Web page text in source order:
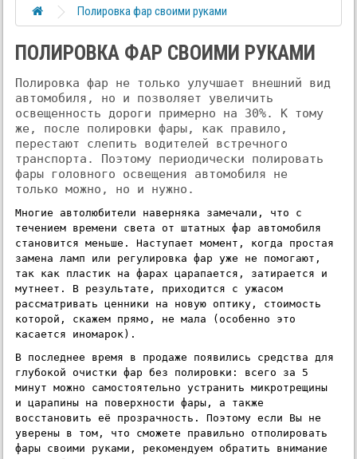
Полировка фар своими руками
ПОЛИРОВКА ФАР СВОИМИ РУКАМИ
Полировка фар не только улучшает внешний вид
автомобиля, но и позволяет увеличить
освещенность дороги примерно на 30%. К тому
же, после полировки фары, как правило,
перестают слепить водителей встречного
транспорта. Поэтому периодически полировать
фары головного освещения автомобиля не
только можно, но и нужно.
Многие автолюбители наверняка замечали, что с
течением времени света от штатных фар автомобиля
становится меньше. Наступает момент, когда простая
замена ламп или регулировка фар уже не помогают,
так как пластик на фарах царапается, затирается и
мутнеет. В результате, приходится с ужасом
рассматривать ценники на новую оптику, стоимость
которой, скажем прямо, не мала (особенно это
касается иномарок).
В последнее время в продаже появились средства для
глубокой очистки фар без полировки: всего за 5
минут можно самостоятельно устранить микротрещины
и царапины на поверхности фары, а также
восстановить её прозрачность. Поэтому если Вы не
уверены в том, что сможете правильно отполировать
фары своими руками, рекомендуем обратить внимание